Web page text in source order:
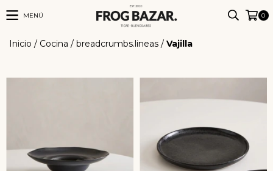
MENÚ 0
Inicio / Cocina / breadcrumbs.lineas / Vajilla